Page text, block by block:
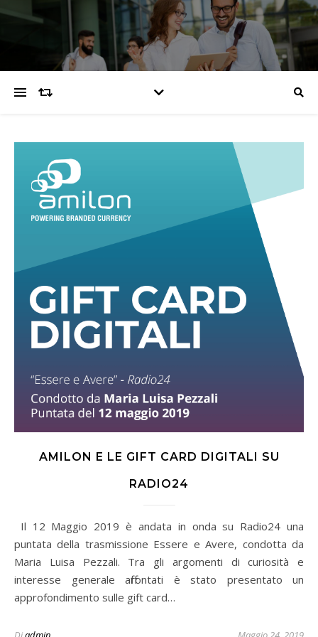
AMILON E LE GIFT CARD DIGITALI SU
RADIO24
puntata della trasmissione Essere e Avere, condotta da
Maria Luisa Pezzali. Tra gli argomenti di curiosità e
interesse generale affrontati è stato presentato un
approfondimento sulle gift card…